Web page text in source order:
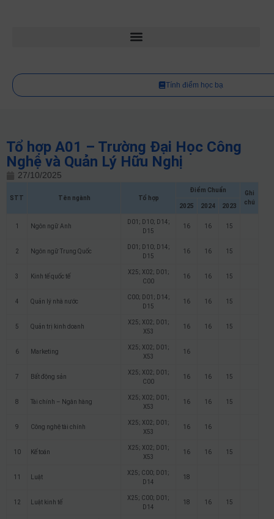
Tính điểm học bạ
Tổ hợp A01 – Trường Đại Học Công
Nghệ và Quản Lý Hữu Nghị
27/10/2025
STT Tên ngành Tổ hợp
Điểm Chuẩn
Ghi
chú
2025 2024 2023
1 Ngôn ngữ Anh
D01; D10; D14;
D15
16 16 15
2 Ngôn ngữ Trung Quốc
D01; D10; D14;
D15
16 16 15
3 Kinh tế quốc tế
X25; X02; D01;
C00
16 16 15
4 Quản lý nhà nước
C00; D01; D14;
D15
16 16 15
5 Quản trị kinh doanh
X25; X02; D01;
X53
16 16 15
6 Marketing
X25; X02; D01;
X53
16
7 Bất động sản
X25; X02; D01;
C00
16 16 15
8 Tài chính – Ngân hàng
X25; X02; D01;
X53
16 16 15
9 Công nghệ tài chính
X25; X02; D01;
X53
16 16
10 Kế toán
X25; X02; D01;
X53
16 16 15
11 Luật
X25; C00; D01;
D14
18
12 Luật kinh tế
X25; C00; D01;
D14
18 16 15